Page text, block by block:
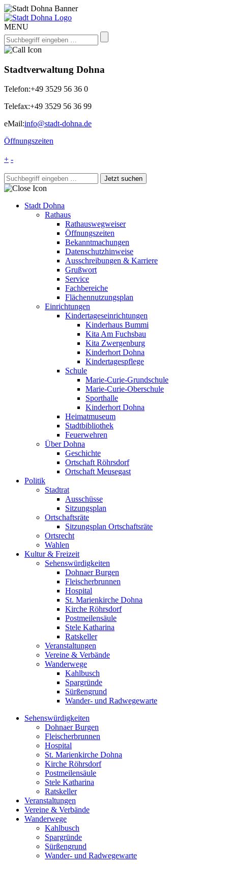
MENU
Stadtverwaltung Dohna
Telefon:+49 3529 56 36 0
Telefax:+49 3529 56 36 99
eMail:info@stadt-dohna.de
Öffnungszeiten
+ -
Stadt Dohna
Rathaus
Rathauswegweiser
Öffnungszeiten
Bekanntmachungen
Datenschutzhinweise
Ausschreibungen & Karriere
Grußwort
Service
Fachbereiche
Flächennutzungsplan
Einrichtungen
Kindertageseinrichtungen
Kinderhaus Bummi
Kita Am Fuchsbau
Kita Zwergenburg
Kinderhort Dohna
Kindertagespflege
Schule
Marie-Curie-Grundschule
Marie-Curie-Oberschule
Sporthalle
Kinderhort Dohna
Heimatmuseum
Stadtbibliothek
Feuerwehren
Über Dohna
Geschichte
Ortschaft Röhrsdorf
Ortschaft Meusegast
Politik
Stadtrat
Ausschüsse
Sitzungsplan
Ortschaftsräte
Sitzungsplan Ortschaftsräte
Ortsrecht
Wahlen
Kultur & Freizeit
Sehenswürdigkeiten
Dohnaer Burgen
Fleischerbrunnen
Hospital
St. Marienkirche Dohna
Kirche Röhrsdorf
Postmeilensäule
Stele Katharina
Ratskeller
Veranstaltungen
Vereine & Verbände
Wanderwege
Kahlbusch
Spargründe
Sürßengrund
Wander- und Radwegewarte
Sehenswürdigkeiten
Dohnaer Burgen
Fleischerbrunnen
Hospital
St. Marienkirche Dohna
Kirche Röhrsdorf
Postmeilensäule
Stele Katharina
Ratskeller
Veranstaltungen
Vereine & Verbände
Wanderwege
Kahlbusch
Spargründe
Sürßengrund
Wander- und Radwegewarte